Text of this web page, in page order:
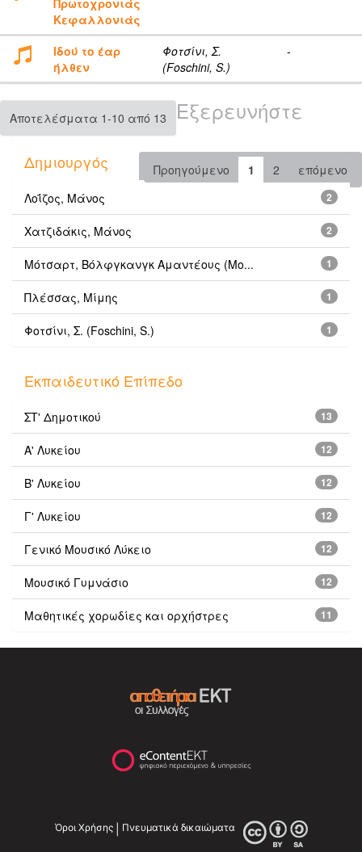
Κεφαλλονιάς
Ιδού το έαρ
ήλθεν
Φοτσίνι, Σ.
(Foschini, S.)
-
Αποτελέσματα 1-10 από 13
Προηγούμενο 1 2 επόμενο
Εξερευνήστε
Δημιουργός
2
Λοΐζος, Μάνος
2
Χατζιδάκις, Μάνος
1
Μότσαρτ, Βόλφγκανγκ Αμαντέους (Mo...
1
Πλέσσας, Μίμης
1
Φοτσίνι, Σ. (Foschini, S.)
Εκπαιδευτικό Επίπεδο
13
ΣΤ' Δημοτικού
12
Α' Λυκείου
12
Β' Λυκείου
12
Γ' Λυκείου
12
Γενικό Μουσικό Λύκειο
12
Μουσικό Γυμνάσιο
11
Μαθητικές χορωδίες και ορχήστρες